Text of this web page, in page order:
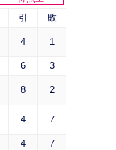
引 敗
4 1
6 3
8 2
4 7
4 7